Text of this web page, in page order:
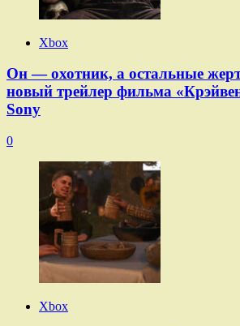
Xbox
Он — охотник, а остальные
новый трейлер фильма
Sony
0
Xbox